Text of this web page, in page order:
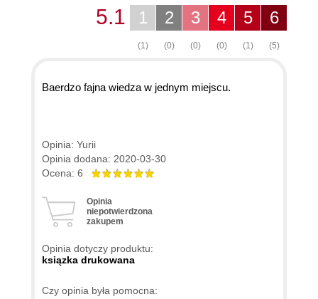
6
(5)
5
(1)
4
(0)
3
(0)
2
(0)
1
(1)
5.1
Baerdzo fajna wiedza w jednym miejscu.
Opinia: Yurii
Opinia dodana: 2020-03-30
Ocena: 6
Opinia
niepotwierdzona
zakupem
Opinia dotyczy produktu:
ksiązka drukowana
Czy opinia była pomocna: